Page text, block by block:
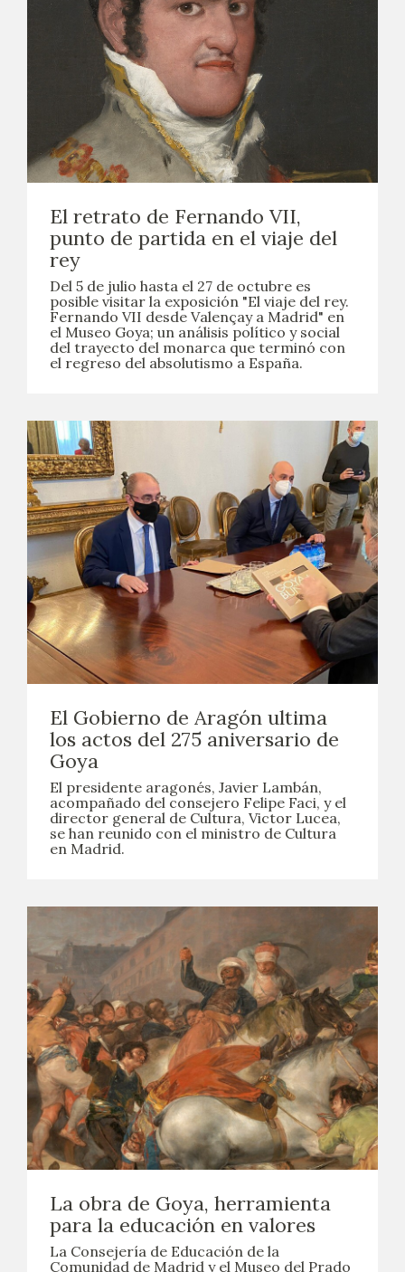
EL VIAJE DE GOYA
GOYA EN EL MUNDO
GOYA EN ARAGÓN
PREMIO ARAGÓN GOYA
EDICIONES
PUBLICACIONES
TIENDA
EDUCA
CEDEA
RECURSOS EDUCATIVOS
FICHAS ARASAAC
El retrato de Fernando VII,
punto de partida en el viaje del
rey
Del 5 de julio hasta el 27 de octubre es
posible visitar la exposición "El viaje del rey.
Fernando VII desde Valençay a Madrid" en
el Museo Goya; un análisis político y social
del trayecto del monarca que terminó con
el regreso del absolutismo a España.
El Gobierno de Aragón ultima
los actos del 275 aniversario de
Goya
El presidente aragonés, Javier Lambán,
acompañado del consejero Felipe Faci, y el
director general de Cultura, Victor Lucea,
se han reunido con el ministro de Cultura
en Madrid.
La obra de Goya, herramienta
para la educación en valores
La Consejería de Educación de la
Comunidad de Madrid y el Museo del Prado